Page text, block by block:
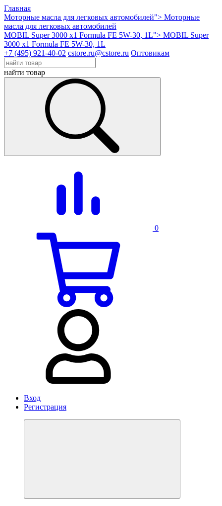
Главная
Моторные масла для легковых автомобилей"> Моторные
масла для легковых автомобилей
MOBIL Super 3000 x1 Formula FE 5W-30, 1L"> MOBIL Super
3000 x1 Formula FE 5W-30, 1L
+7 (495) 921-40-02 cstore.ru@cstore.ru Оптовикам
найти товар
0
Вход
Регистрация